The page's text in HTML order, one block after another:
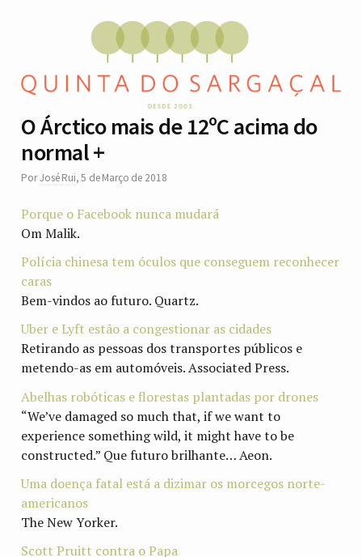
O Árctico mais de 12ºC acima do
normal +
PorJosé Rui,5 de Março de 2018
Porque o Facebook nunca mudará
Om Malik.
Polícia chinesa tem óculos que conseguem reconhecer
caras
Bem-vindos ao futuro. Quartz.
Uber e Lyft estão a congestionar as cidades
Retirando as pessoas dos transportes públicos e
metendo-as em automóveis. Associated Press.
Abelhas robóticas e florestas plantadas por drones
“We’ve damaged so much that, if we want to
experience something wild, it might have to be
constructed.” Que futuro brilhante… Aeon.
Uma doença fatal está a dizimar os morcegos norte-
americanos
The New Yorker.
Scott Pruitt contra o Papa